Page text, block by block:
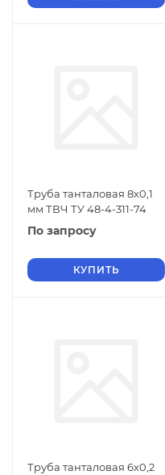
Труба танталовая 8х0,1
мм ТВЧ ТУ 48-4-311-74
По запросу
КУПИТЬ
Труба танталовая 6х0,2